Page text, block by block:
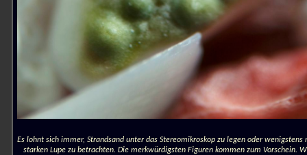
Es lohnt sich immer, Strandsand unter das Stereomikroskop zu legen oder wenigstens
starken Lupe zu betrachten. Die merkwürdigsten Figuren kommen zum Vorschein.